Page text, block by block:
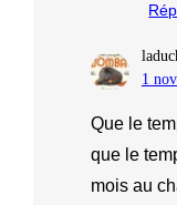
1
Que le
que le
mois au